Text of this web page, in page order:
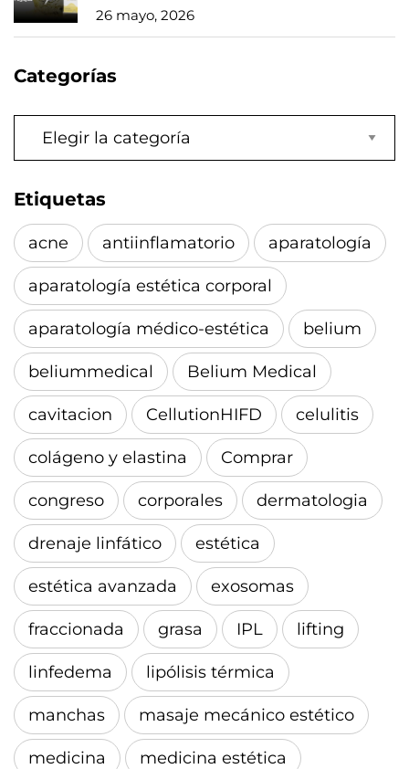
26 mayo, 2026
Categorías
Categorías
Etiquetas
acne antiinflamatorio aparatología
aparatología estética corporal
aparatología médico-estética belium
beliummedical Belium Medical
cavitacion CellutionHIFD celulitis
colágeno y elastina Comprar
congreso corporales dermatologia
drenaje linfático estética
estética avanzada exosomas
fraccionada grasa IPL lifting
linfedema lipólisis térmica
manchas masaje mecánico estético
medicina medicina estética